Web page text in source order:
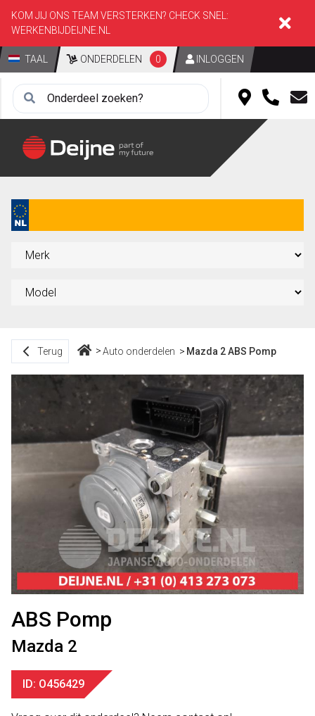
KOM JIJ ONS TEAM VERSTERKEN? CHECK SNEL:
WERKENBIJDEIJNE.NL
TAAL ONDERDELEN 0 INLOGGEN
Terug Auto onderdelen Mazda 2 ABS Pomp
ABS Pomp
Mazda 2
ID: O456429